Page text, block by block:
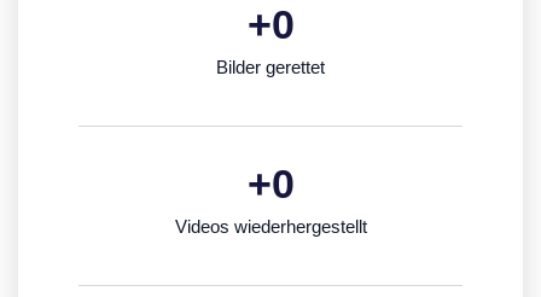
Bilder gerettet​
+0
Videos wiederhergestellt
+0